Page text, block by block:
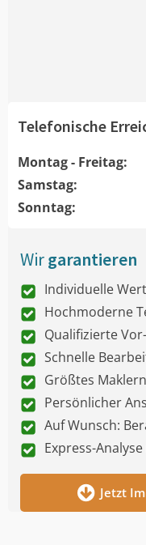
Telefonische
Montag - Freitag:
Samstag:
Sonntag:
Wirgarantieren
Individuelle
Hochmoderne
Qualifizierte
Schnelle
Größtes
Persönlicher
Auf Wunsch:
Express-
Jetzt